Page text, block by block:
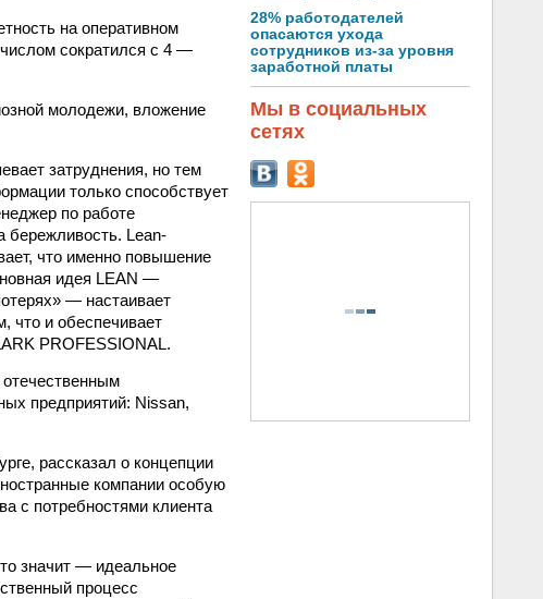
на оперативном
сократился с 4 —
молодежи, вложение
затруднения, но тем
только способствует
по работе
бережливость. Lean-
что именно повышение
идея LEAN —
— настаивает
что и обеспечивает
PROFESSIONAL.
предприятий: Nissan,
рассказал о концепции
компании особую
с потребностями клиента
значит — идеальное
процесс
28% работодателей
опасаются ухода
сотрудников из-за уровня
заработной платы
Мы в социальных
сетях